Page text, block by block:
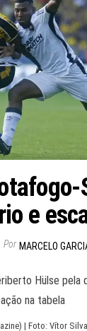
e
Por MARCELO
Hülse pela
na tabela
| Foto: Vítor